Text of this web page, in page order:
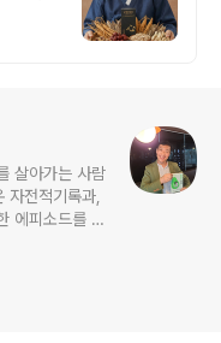
살아가는 사람
자전적기록과,
에피소드를 전